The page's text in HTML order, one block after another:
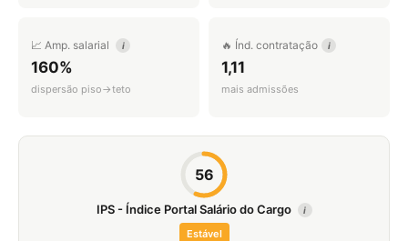
📈 Amp. salarial i
160%
dispersão piso→teto
🔥 Índ. contratação i
1,11
mais admissões
56
IPS - Índice Portal Salário do Cargo i
Estável